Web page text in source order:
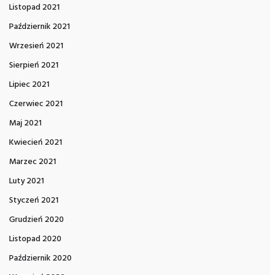
Listopad 2021
Październik 2021
Wrzesień 2021
Sierpień 2021
Lipiec 2021
Czerwiec 2021
Maj 2021
Kwiecień 2021
Marzec 2021
Luty 2021
Styczeń 2021
Grudzień 2020
Listopad 2020
Październik 2020